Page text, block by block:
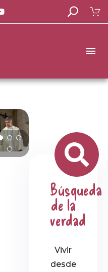
Búsqueda
de la
verdad
Vivir
desde